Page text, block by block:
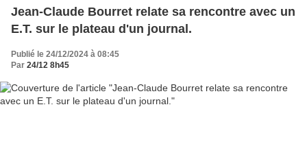
Jean-Claude Bourret relate sa rencontre avec un
E.T. sur le plateau d'un journal.
Publié le 24/12/2024 à 08:45
Par 24/12 8h45